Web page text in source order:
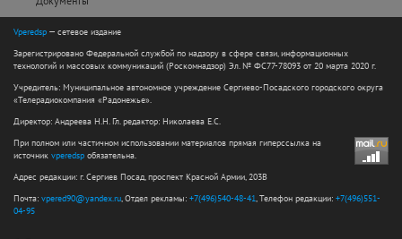
Vperedsp — сетевое издание
Зарегистрировано Федеральной службой по надзору в сфере связи, информационных
технологий и массовых коммуникаций (Роскомнадзор) Эл. № ФС77-78093 от 20 марта 2020 г.
Учредитель: Муниципальное автономное учреждение Сергиево-Посадского городского округа
«Телерадиокомпания «Радонежье».
Директор: Андреева Н.Н. Гл. редактор: Николаева Е.С.
При полном или частичном использовании материалов прямая гиперссылка на
источник vperedsp обязательна.
Адрес редакции: г. Сергиев Посад, проспект Красной Армии, 203В
Почта: vpered90@yandex.ru, Отдел рекламы: +7(496)540-48-41, Телефон редакции: +7(496)551-
04-95